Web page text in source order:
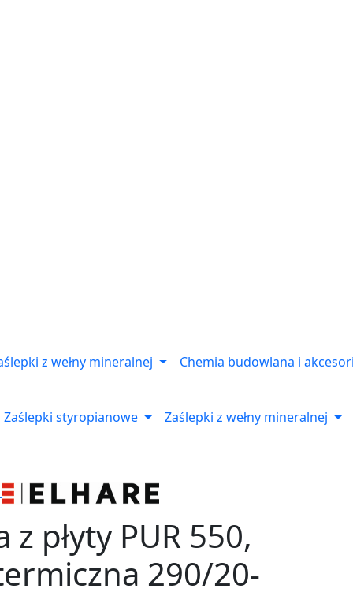
z wełny mineralnej Chemia budowlana i
Zaślepki styropianowe Zaślepki z wełny mineralnej
z płyty PUR 550,
290/20-